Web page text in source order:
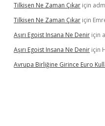
Tilkişen Ne Zaman Çıkar için
Tilkişen Ne Zaman Çıkar için
Aşırı Egoist Insana Ne Denir için
Aşırı Egoist Insana Ne Denir için
Avrupa Birliğine Girince Euro